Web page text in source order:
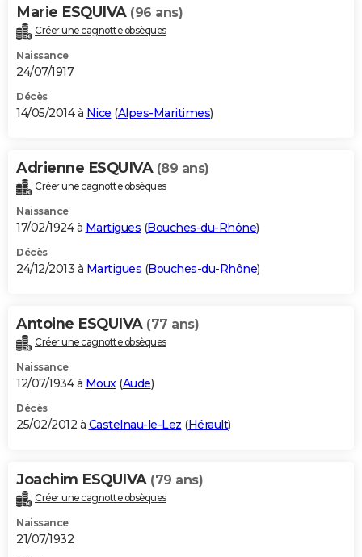
Marie ESQUIVA (96 ans)
Créer une cagnotte obsèques
Naissance
24/07/1917
Décès
14/05/2014 à Nice (Alpes-Maritimes)
Adrienne ESQUIVA (89 ans)
Créer une cagnotte obsèques
Naissance
17/02/1924 à Martigues (Bouches-du-Rhône)
Décès
24/12/2013 à Martigues (Bouches-du-Rhône)
Antoine ESQUIVA (77 ans)
Créer une cagnotte obsèques
Naissance
12/07/1934 à Moux(Aude)
Décès
25/02/2012 à Castelnau-le-Lez (Hérault)
Joachim ESQUIVA (79 ans)
Créer une cagnotte obsèques
Naissance
21/07/1932